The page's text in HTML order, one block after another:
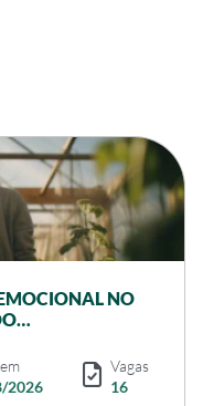
NO
2026
Vagas
16